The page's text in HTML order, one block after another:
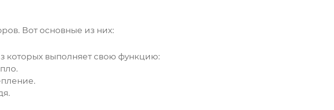
Вот основные из них:
которых выполняет свою функцию: